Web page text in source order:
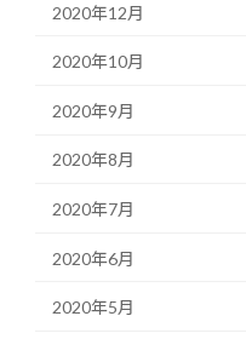
2020年12月
2020年10月
2020年9月
2020年8月
2020年7月
2020年6月
2020年5月